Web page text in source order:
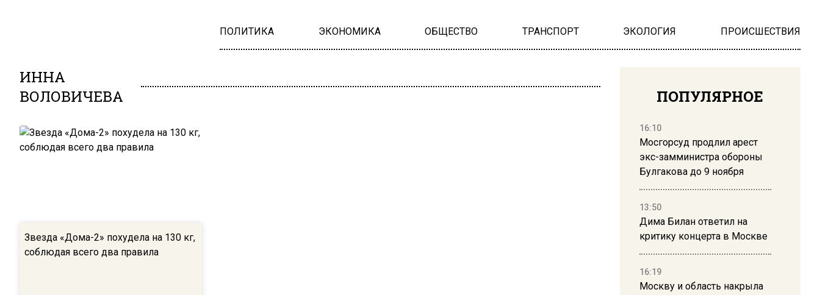
ПОЛИТИКА ЭКОНОМИКА ОБЩЕСТВО ТРАНСПОРТ ЭКОЛОГИЯ ПРОИСШЕСТВИЯ
ИННА
ВОЛОВИЧЕВА
Звезда «Дома-2» похудела на 130 кг,
соблюдая всего два правила
ПОПУЛЯРНОЕ
16:10
Мосгорсуд продлил арест
экс-замминистра обороны
Булгакова до 9 ноября
13:50
Дима Билан ответил на
критику концерта в Москве
16:19
Москву и область накрыла